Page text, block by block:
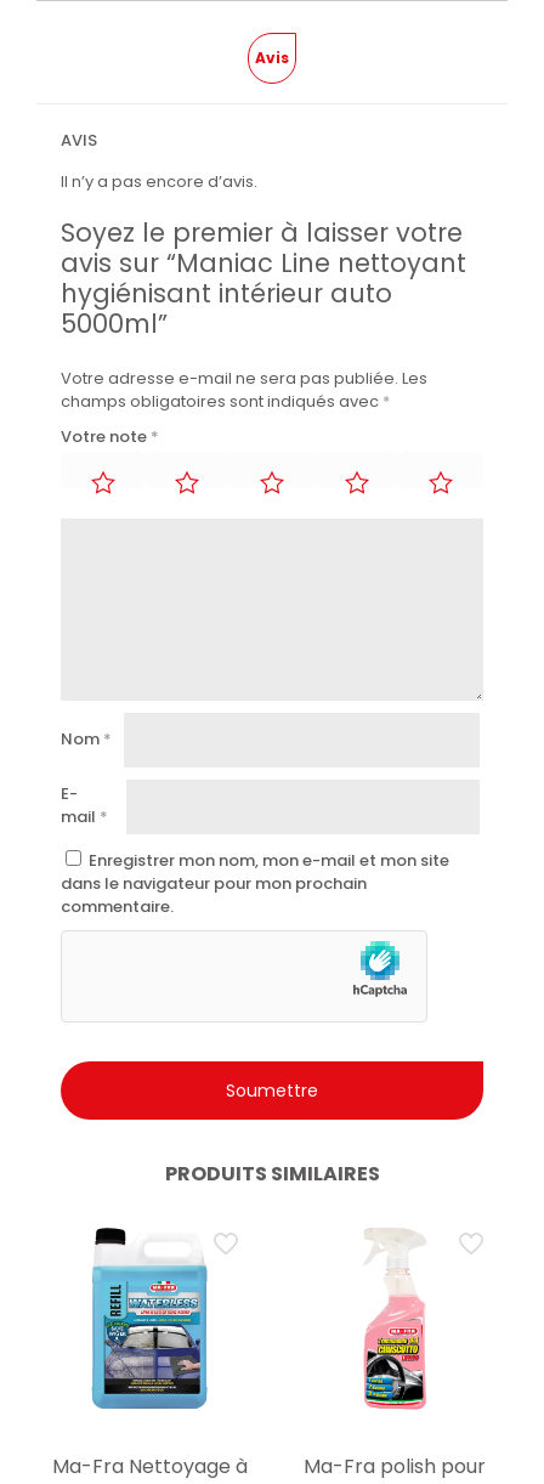
Avis
AVIS
Il n’y a pas encore d’avis.
Soyez le premier à laisser votre
avis sur “Maniac Line nettoyant
hygiénisant intérieur auto
5000ml”
Votre adresse e-mail ne sera pas publiée. Les
champs obligatoires sont indiqués avec *
Votre note *
Nom *
E-
mail *
Enregistrer mon nom, mon e-mail et mon site
dans le navigateur pour mon prochain
commentaire.
PRODUITS SIMILAIRES
Ma-Fra Nettoyage à
Ma-Fra polish pour